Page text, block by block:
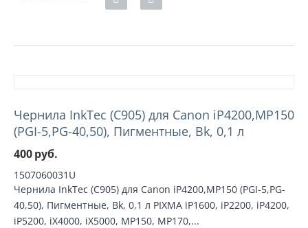
Чернила InkTec (C905) для Canon iP4200,MP150
(PGI-5,PG-40,50), Пигментные, Bk, 0,1 л
400руб.
1507060031U
Чернила InkTec (C905) для Canon iP4200,MP150 (PGI-5,PG-
40,50), Пигментные, Bk, 0,1 л PIXMA iP1600, iP2200, iP4200,
iP5200, iX4000, iX5000, MP150, MP170,...